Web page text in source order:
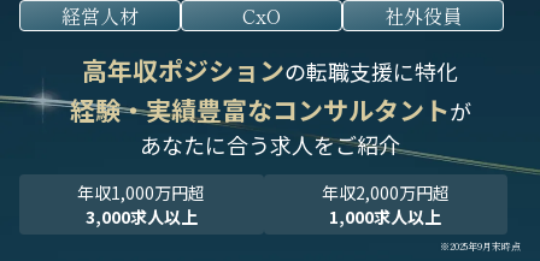
経営人材 CxO 社外役員
高年収ポジションの転職支援に特化
経験・実績豊富なコンサルタントが
あなたに合う求人をご紹介
年収1,000万円超
3,000求人以上
年収2,000万円超
1,000求人以上
※2025年9月末時点